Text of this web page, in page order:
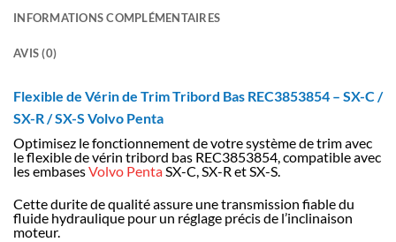
INFORMATIONS COMPLÉMENTAIRES
AVIS (0)
Flexible de Vérin de Trim Tribord Bas REC3853854 – SX-C /
SX-R / SX-S Volvo Penta
Optimisez le fonctionnement de votre système de trim avec
le flexible de vérin tribord bas REC3853854, compatible avec
les embasesVolvo PentaSX-C, SX-R et SX-S.
Cette durite de qualité assure une transmission fiable du
fluide hydraulique pour un réglage précis de l’inclinaison
moteur.